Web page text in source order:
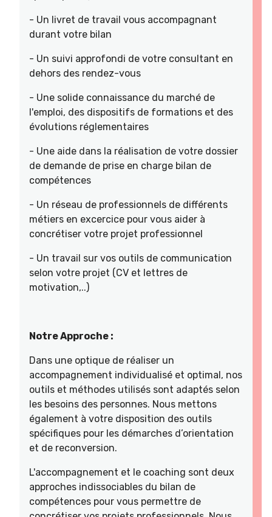
- Un livret de travail vous accompagnant
durant votre bilan
- Un suivi approfondi de votre consultant en
dehors des rendez-vous
- Une solide connaissance du marché de
l'emploi, des dispositifs de formations et des
évolutions réglementaires
- Une aide dans la réalisation de votre dossier
de demande de prise en charge bilan de
compétences
- Un réseau de professionnels de différents
métiers en excercice pour vous aider à
concrétiser votre projet professionnel
- Un travail sur vos outils de communication
selon votre projet (CV et lettres de
motivation,..)
Notre Approche :
Dans une optique de réaliser un
accompagnement individualisé et optimal, nos
outils et méthodes utilisés sont adaptés selon
les besoins des personnes. Nous mettons
également à votre disposition des outils
spécifiques pour les démarches d’orientation
et de reconversion.
L'accompagnement et le coaching sont deux
approches indissociables du bilan de
compétences pour vous permettre de